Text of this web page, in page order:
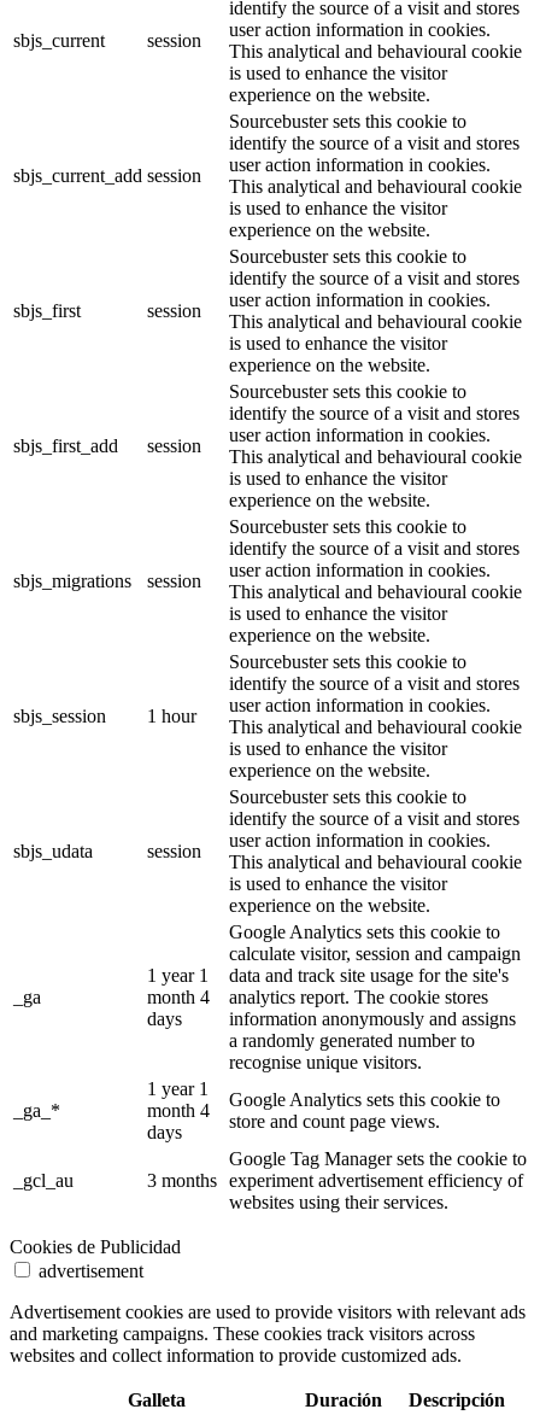
sbjs_current session
identify the source of a visit and stores
user action information in cookies.
This analytical and behavioural cookie
is used to enhance the visitor
experience on the website.
sbjs_current_add session
Sourcebuster sets this cookie to
identify the source of a visit and stores
user action information in cookies.
This analytical and behavioural cookie
is used to enhance the visitor
experience on the website.
sbjs_first session
Sourcebuster sets this cookie to
identify the source of a visit and stores
user action information in cookies.
This analytical and behavioural cookie
is used to enhance the visitor
experience on the website.
sbjs_first_add session
Sourcebuster sets this cookie to
identify the source of a visit and stores
user action information in cookies.
This analytical and behavioural cookie
is used to enhance the visitor
experience on the website.
sbjs_migrations session
Sourcebuster sets this cookie to
identify the source of a visit and stores
user action information in cookies.
This analytical and behavioural cookie
is used to enhance the visitor
experience on the website.
sbjs_session 1 hour
Sourcebuster sets this cookie to
identify the source of a visit and stores
user action information in cookies.
This analytical and behavioural cookie
is used to enhance the visitor
experience on the website.
sbjs_udata session
Sourcebuster sets this cookie to
identify the source of a visit and stores
user action information in cookies.
This analytical and behavioural cookie
is used to enhance the visitor
experience on the website.
_ga
1 year 1
month 4
days
Google Analytics sets this cookie to
calculate visitor, session and campaign
data and track site usage for the site's
analytics report. The cookie stores
information anonymously and assigns
a randomly generated number to
recognise unique visitors.
_ga_*
1 year 1
month 4
days
Google Analytics sets this cookie to
store and count page views.
_gcl_au 3 months
Google Tag Manager sets the cookie to
experiment advertisement efficiency of
websites using their services.
Cookies de Publicidad
advertisement
Advertisement cookies are used to provide visitors with relevant ads
and marketing campaigns. These cookies track visitors across
websites and collect information to provide customized ads.
Galleta Duración Descripción